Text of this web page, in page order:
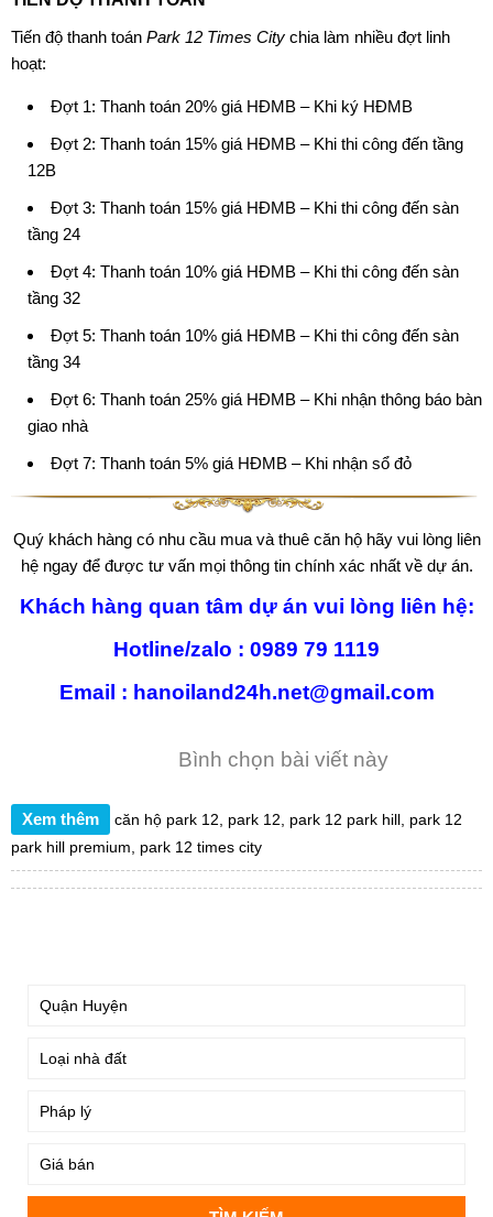
Tiến độ thanh toán Park 12 Times City chia làm nhiều đợt linh
hoạt:
Đợt 1: Thanh toán 20% giá HĐMB – Khi ký HĐMB
Đợt 2: Thanh toán 15% giá HĐMB – Khi thi công đến tầng
12B
Đợt 3: Thanh toán 15% giá HĐMB – Khi thi công đến sàn
tầng 24
Đợt 4: Thanh toán 10% giá HĐMB – Khi thi công đến sàn
tầng 32
Đợt 5: Thanh toán 10% giá HĐMB – Khi thi công đến sàn
tầng 34
Đợt 6: Thanh toán 25% giá HĐMB – Khi nhận thông báo bàn
giao nhà
Đợt 7: Thanh toán 5% giá HĐMB – Khi nhận sổ đỏ
Quý khách hàng có nhu cầu mua và thuê căn hộ hãy vui lòng liên
hệ ngay để được tư vấn mọi thông tin chính xác nhất về dự án.
Khách hàng quan tâm dự án vui lòng liên hệ:
Hotline/zalo : 0989 79 1119
Email : hanoiland24h.net@gmail.com
Bình chọn bài viết này
Xem thêm căn hộ park 12 park 12 park 12 park hill park 12
park hill premium
park 12 times city